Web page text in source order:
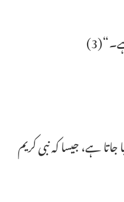
ہے، جیسا کہ نبی کریم